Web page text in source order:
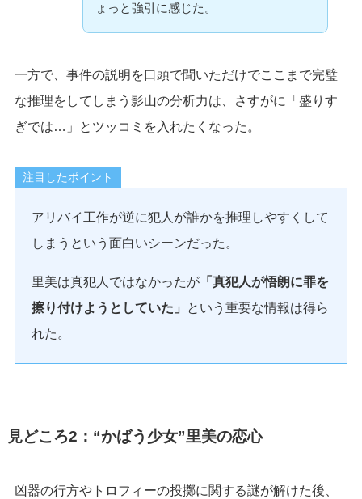
ょっと強引に感じた。
一方で、事件の説明を口頭で聞いただけでここまで完璧
な推理をしてしまう影山の分析力は、さすがに「盛りす
ぎでは…」とツッコミを入れたくなった。
注目したポイント
アリバイ工作が逆に犯人が誰かを推理しやすくして
しまうという面白いシーンだった。
里美は真犯人ではなかったが「真犯人が悟朗に罪を
擦り付けようとしていた」
という重要な情報は得ら
れた。
見どころ2：“かばう少女”里美の恋心
凶器の行方やトロフィーの投擲に関する謎が解けた後、